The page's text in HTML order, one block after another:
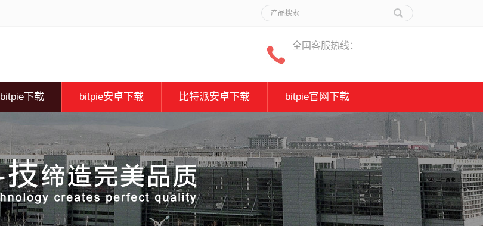
全国客服热线：
bitpie下载 bitpie安卓下载 比特派安卓下载 bitpie官网下载